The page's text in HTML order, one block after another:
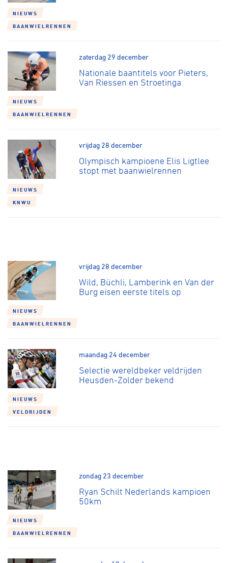
NIEUWS
BAANWIELRENNEN
NIEUWS
BAANWIELRENNEN
zaterdag 29 december
Nationale baantitels voor Pieters,
Van Riessen en Stroetinga
NIEUWS
KNWU
vrijdag 28 december
Olympisch kampioene Elis Ligtlee
stopt met baanwielrennen
NIEUWS
BAANWIELRENNEN
vrijdag 28 december
Wild, Büchli, Lamberink en Van der
Burg eisen eerste titels op
NIEUWS
VELDRIJDEN
maandag 24 december
Selectie wereldbeker veldrijden
Heusden-Zolder bekend
NIEUWS
BAANWIELRENNEN
zondag 23 december
Ryan Schilt Nederlands kampioen
50km